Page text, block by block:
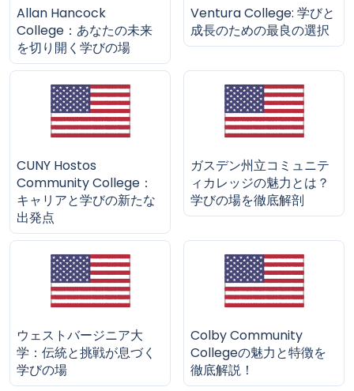
Allan Hancock
College：あなたの未来
を切り開く学びの場
Ventura College: 学びと
成長のための最良の選択
CUNY Hostos
Community College：
キャリアと学びの新たな
出発点
ガスデン州立コミュニテ
ィカレッジの魅力とは？
学びの場を徹底解剖
ウェストバージニア大
学：伝統と挑戦が息づく
学びの場
Colby Community
Collegeの魅力と特徴を
徹底解説！